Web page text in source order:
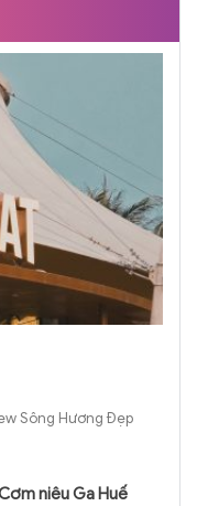
Sông Hương Đẹp
niêu Ga Huế